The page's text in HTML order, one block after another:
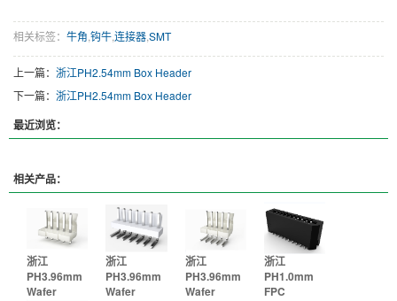
相关标签： 牛角 钩牛连接器SMT
上一篇： 浙江PH2.54mm Box Header
下一篇： 浙江PH2.54mm Box Header
最近浏览：
相关产品：
浙江
PH3.96mm
Wafer
浙江
PH3.96mm
Wafer
浙江
PH3.96mm
Wafer
浙江
PH1.0mm
FPC